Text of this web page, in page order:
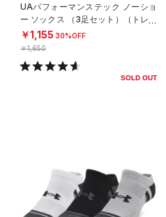
UAパフォーマンステック ノーショ
ー ソックス （3足セット）（トレー
ニング/UNISEX）
￥1,155 30%OFF
￥1,650
SOLD OUT